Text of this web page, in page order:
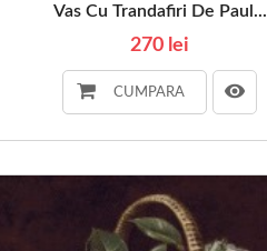
Vas Cu Trandafiri De Paul...
270 lei
CUMPARA